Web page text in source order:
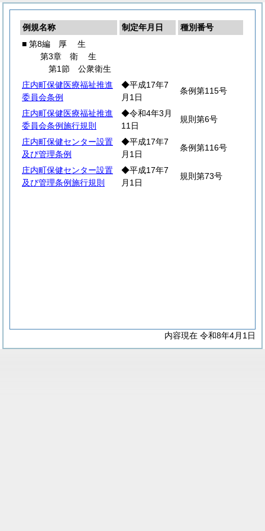
例規名称 制定年月日
種別番号
■ 第8編 厚 生
第3章 衛生
第1節 公衆衛生
庄内町保健医療福祉推進
委員会条例
◆平成17年7
月1日
条例第115号
庄内町保健医療福祉推進
委員会条例施行規則
◆令和4年3月
11日
規則第6号
庄内町保健センター設置
及び管理条例
◆平成17年7
月1日
条例第116号
庄内町保健センター設置
及び管理条例施行規則
◆平成17年7
月1日
規則第73号
内容現在 令和8年4月1日